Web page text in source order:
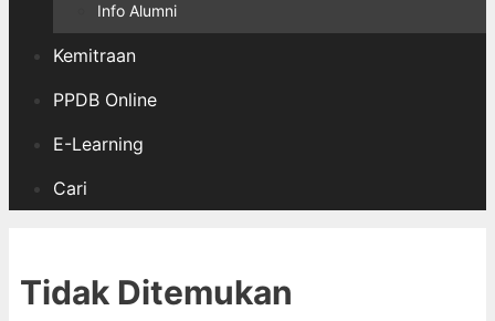
Info Alumni
Kemitraan
PPDB Online
E-Learning
Cari
Tidak Ditemukan